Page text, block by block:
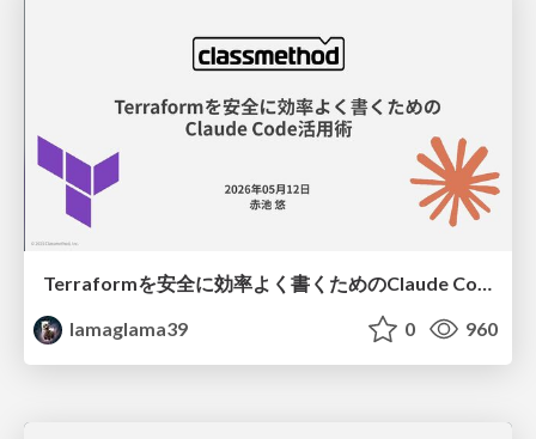
Terraformを安全に効率よく書くためのClaude Code活用術
lamaglama39
0 960